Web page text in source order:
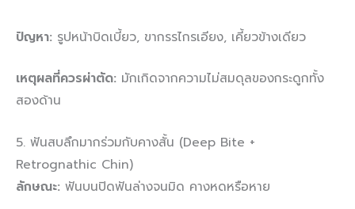
ปัญหา: รูปหน้าบิดเบี้ยว, ขากรรไกรเอียง, เคี้ยวข้างเดียว
เหตุผลที่ควรผ่าตัด: มักเกิดจากความไม่สมดุลของกระดูกทั้ง
สองด้าน
5. ฟันสบลึกมากร่วมกับคางสั้น (Deep Bite +
Retrognathic Chin)
ลักษณะ: ฟันบนปิดฟันล่างจนมิด คางหดหรือหาย